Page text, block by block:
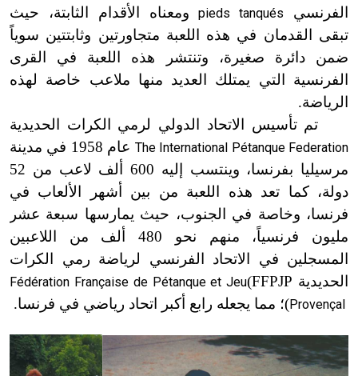
الفرنسي
pieds tanquésومعناه الأقدام الثابتة، حيث
تبقى القدمان في هذه اللعبة متجاورتين وثابتتين سوياً
ضمن دائرة صغيرة، وتنتشر هذه اللعبة في القرى
الفرنسية التي يمتلك العديد منها ملاعب خاصة لهذه
الرياضة.
تم تأسيس الاتحاد الدولي لرمي الكرات الحديدية
The International Pétanque Federation
عام 1958 في مدينة
مرسيليا بفرنسا، وينتسب إليه 600 ألف لاعب من 52
دولة، كما تعد هذه اللعبة من بين أشهر الألعاب في
فرنسا، وخاصة في الجنوب، حيث يمارسها سبعة عشر
مليون فرنسياً، منهم نحو 480 ألف من اللاعبين
المسجلين في الاتحاد الفرنسي لرياضة رمي الكرات
الحديدية FFPJP)
Fédération Française de Pétanque et Jeu
Provençal
)؛ مما يجعله رابع أكبر اتحاد رياضي في فرنسا.